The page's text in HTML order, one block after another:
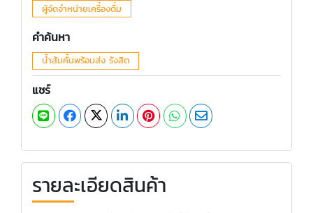
ผู้จัดจำหน่ายเครื่องดื่ม
คำค้นหา
น้ำส้มคั้นพร้อมส่ง รังสิต
แชร์
รายละเอียดสินค้า